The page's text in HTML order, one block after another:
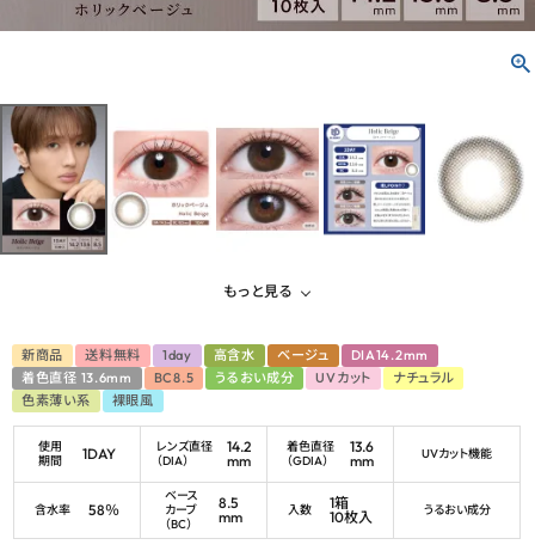
よくあるご質問
もっと見る
新商品 送料無料 1day 高含水 ベージュ
DIA14.2mm
着色直径 13.6mm
BC8.5 うるおい成分 UVカット
ナチュラル
色素薄い系
裸眼風
使用
期間
1DAY
レンズ直径
（DIA）
14.2
mm
着色直径
（GDIA）
13.6
mm
UVカット機能
含水率 58％
ベース
カーブ
（BC）
8.5
mm
入数
1箱
10枚入
うるおい成分